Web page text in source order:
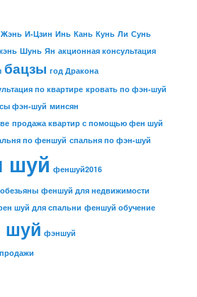
Жэнь И-Цзин Инь Кань Кунь Ли Сунь
Шунь Ян акционная консультация
бацзы год Дракона
по квартире кровать по фэн-шуй
фэн-шуй минсян
продажа квартир с помощью фен шуй
по феншуй спальня по фэн-шуй
шуй феншуй2016
феншуй для недвижимости
шуй для спальни феншуй обучение
шуй фэншуй